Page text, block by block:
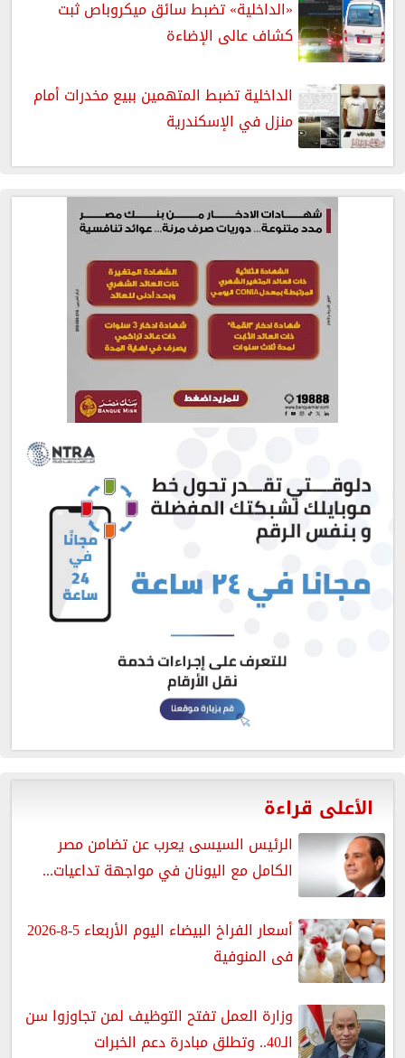
«الداخلية» تضبط سائق ميكروباص ثبت
كشاف عالى الإضاءة
الداخلية تضبط المتهمين ببيع مخدرات أمام
منزل في الإسكندرية
الأعلى قراءة
الرئيس السيسى يعرب عن تضامن مصر
الكامل مع اليونان في مواجهة تداعيات...
أسعار الفراخ البيضاء اليوم الأربعاء 5-8-2026
فى المنوفية
وزارة العمل تفتح التوظيف لمن تجاوزوا سن
الـ40.. وتطلق مبادرة دعم الخبرات